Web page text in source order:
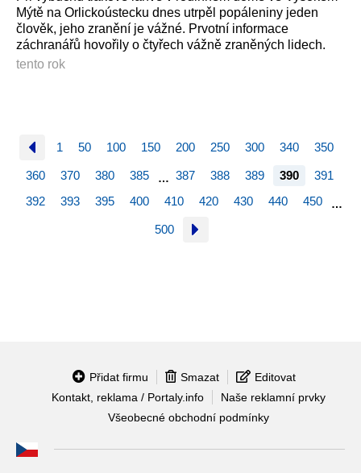
Mýtě na Orlickoústecku dnes utrpěl popáleniny jeden
člověk, jeho zranění je vážné. Prvotní informace
záchranářů hovořily o čtyřech vážně zraněných lidech.
tento rok
1 50 100 150 200 250 300 340 350
360 370 380 385 … 387 388 389 390
391
392
393 395 400 410 420 430 440 450 …
500
Přidat firmu Smazat
Editovat
Kontakt, reklama / Portaly.info
Naše reklamní prvky
Všeobecné obchodní podmínky